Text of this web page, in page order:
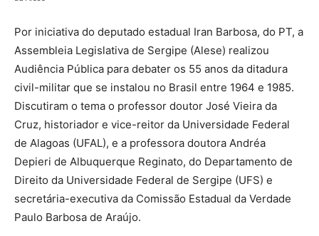
Por iniciativa do deputado estadual Iran Barbosa, do PT, a
Assembleia Legislativa de Sergipe (Alese) realizou
Audiência Pública para debater os 55 anos da ditadura
civil-militar que se instalou no Brasil entre 1964 e 1985.
Discutiram o tema o professor doutor José Vieira da
Cruz, historiador e vice-reitor da Universidade Federal
de Alagoas (UFAL), e a professora doutora Andréa
Depieri de Albuquerque Reginato, do Departamento de
Direito da Universidade Federal de Sergipe (UFS) e
secretária-executiva da Comissão Estadual da Verdade
Paulo Barbosa de Araújo.